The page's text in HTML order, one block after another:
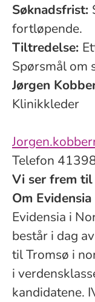
Søknadsfrist:
fortløpende.
Tiltredelse:
Spørsmål om
Jørgen
Klinikkleder
Telefon
Vi ser frem til
Om Evidensia
Evidensia i
består i dag
til Tromsø i
i
kandidatene.